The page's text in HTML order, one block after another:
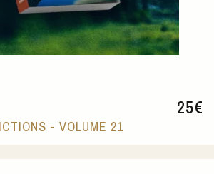
25€
- VOLUME 21